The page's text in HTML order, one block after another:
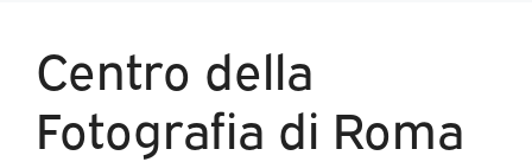
Centro della
Fotografia di Roma